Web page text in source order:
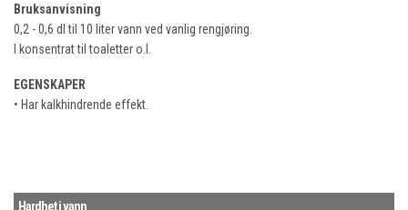
Bruksanvisning
0,2 - 0,6 dl til 10 liter vann ved vanlig rengjøring.
I konsentrat til toaletter o.l.
EGENSKAPER
• Har kalkhindrende effekt.
Hardhet i vann